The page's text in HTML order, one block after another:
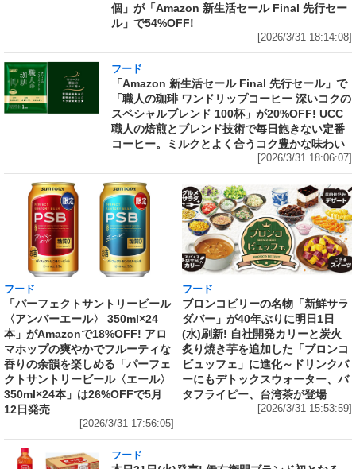
個」が「Amazon 新生活セール Final 先行セー
ル」で54%OFF!
[2026/3/31 18:14:08]
フード
「Amazon 新生活セール Final 先行セール」で
「職人の珈琲 ワンドリップコーヒー 深いコクの
スペシャルブレンド 100杯」が20%OFF! UCC
職人の焙煎とブレンド技術で毎日飽きない定番
コーヒー。ミルクとよく合うコク豊かな味わい
[2026/3/31 18:06:07]
フード
「パーフェクトサントリービール
〈アンバーエール〉 350ml×24
本」がAmazonで18%OFF! アロ
マホップの爽やかでフルーティな
香りの余韻を楽しめる「パーフェ
クトサントリービール〈エール〉
350ml×24本」は26%OFFで5月
12日発売
[2026/3/31 17:56:05]
フード
ブロンコビリーの名物「新鮮サラ
ダバー」が40年ぶりに明日1日
(水)刷新! 自社開発カリーと炭火
炙り焼き芋を追加した「ブロンコ
ビュッフェ」に進化～ドリンクバ
ーにもデトックスウォーター、バ
タフライピー、台湾茶が登場
[2026/3/31 15:53:59]
フード